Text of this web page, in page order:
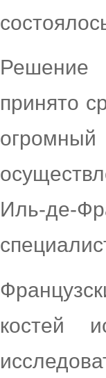
Решение
принято
Иль-де-
костей